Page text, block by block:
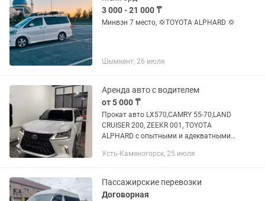
3 000 - 21 000 ₸
Минвэн 7 место, 💢TOYOTA ALPHARD 💢
Шымкент, 26 июля
Аренда авто с водителем
от 5 000 ₸
Прокат авто LX570,CAMRY 55-70,LAND
CRUISER 200, ZEEKR 001, TOYOTA
ALPHARD с опытными и адекватными
из/в аэропорта. Выписка из роддома.
Усть-Каменогорск, 25 июля
Пассажирские перевозки
Договорная